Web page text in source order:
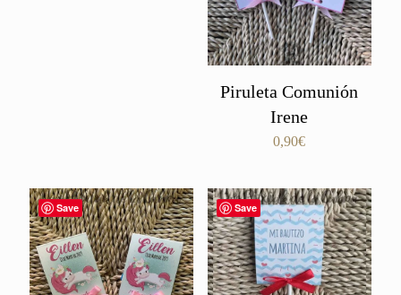
Piruleta Comunión
Irene
0,90€
Save Save